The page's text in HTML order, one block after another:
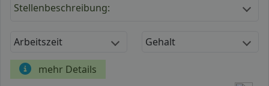
Stellenbeschreibung:
Arbeitszeit Gehalt
mehr Details